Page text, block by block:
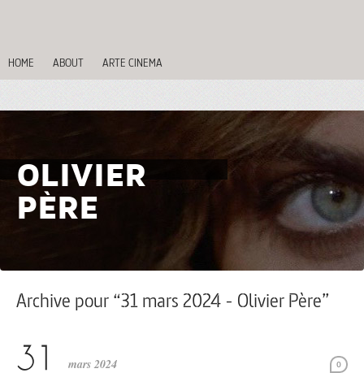
HOME ABOUT ARTE CINEMA
OLIVIER
PÈRE
Archive pour “31 mars 2024 - Olivier Père”
0
mars 2024